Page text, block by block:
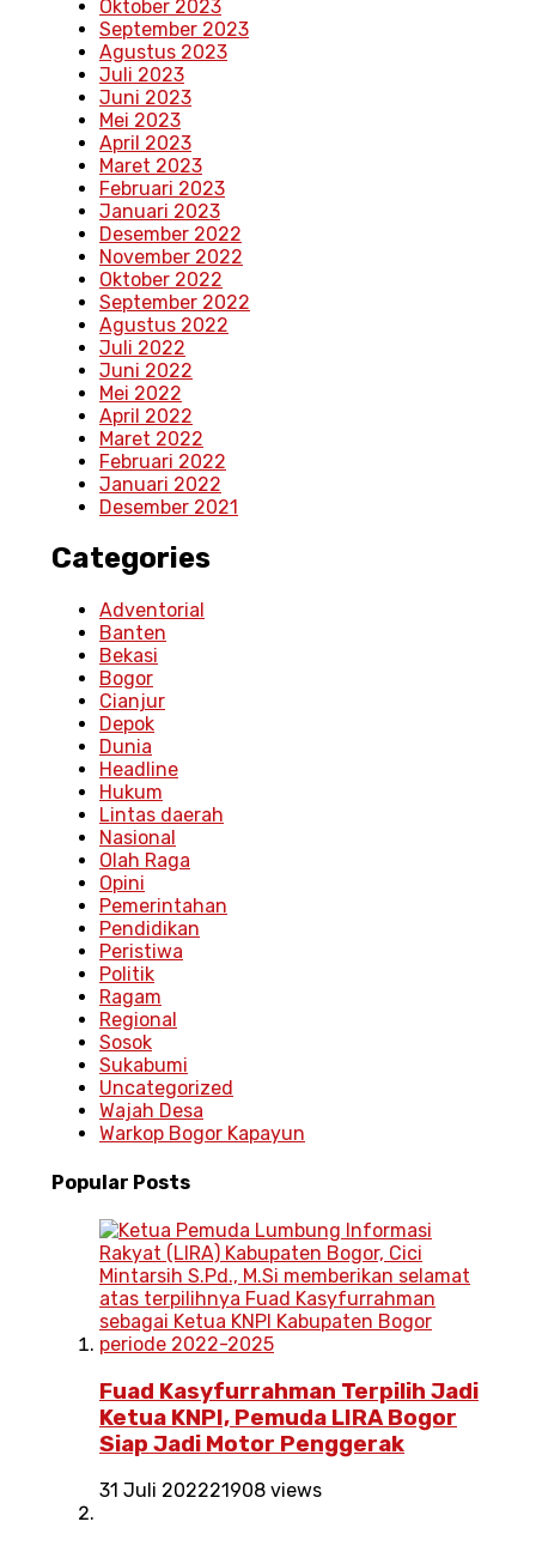
Oktober 2023
September 2023
Agustus 2023
Juli 2023
Juni 2023
Mei 2023
April 2023
Maret 2023
Februari 2023
Januari 2023
Desember 2022
November 2022
Oktober 2022
September 2022
Agustus 2022
Juli 2022
Juni 2022
Mei 2022
April 2022
Maret 2022
Februari 2022
Januari 2022
Desember 2021
Categories
Adventorial
Banten
Bekasi
Bogor
Cianjur
Depok
Dunia
Headline
Hukum
Lintas daerah
Nasional
Olah Raga
Opini
Pemerintahan
Pendidikan
Peristiwa
Politik
Ragam
Regional
Sosok
Sukabumi
Uncategorized
Wajah Desa
Warkop Bogor Kapayun
Popular Posts
Fuad Kasyfurrahman Terpilih Jadi
Ketua KNPI, Pemuda LIRA Bogor
Siap Jadi Motor Penggerak
31 Juli 202221908 views